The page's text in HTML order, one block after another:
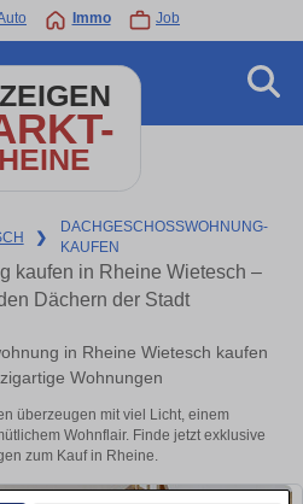
Immo Job
❯
DACHGESCHOSSWOHNUNG-
KAUFEN
kaufen in Rheine Wietesch –
Dächern der Stadt
in Rheine Wietesch kaufen
Wohnungen
überzeugen mit viel Licht, einem
Wohnflair. Finde jetzt exklusive
zum Kauf in Rheine.